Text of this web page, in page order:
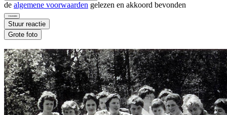
de algemene voorwaarden gelezen en akkoord bevonden